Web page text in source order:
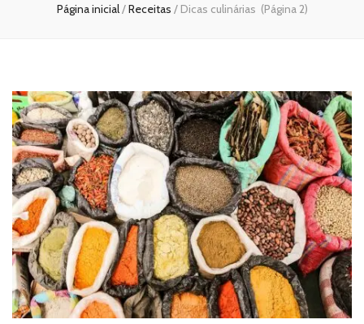
Página inicial/Receitas / Dicas culinárias (Página 2)